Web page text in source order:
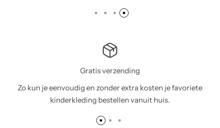
Gratis verzending
Zo kun je eenvoudig en zonder extra kosten je favoriete
kinderkleding bestellen vanuit huis.